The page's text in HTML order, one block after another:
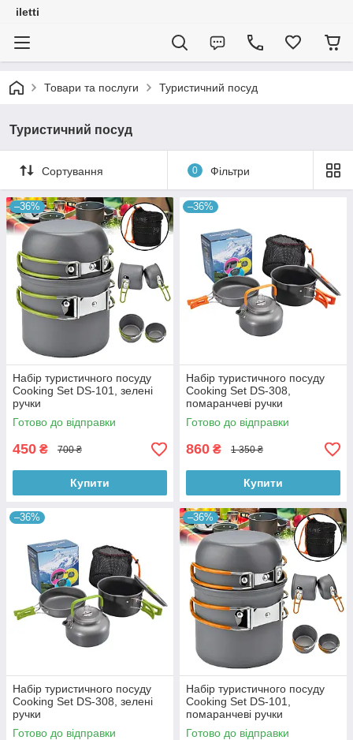
iletti
Товари та послуги Туристичний посуд
Туристичний посуд
Сортування 0 Фільтри
–36%
Набір туристичного посуду
Cooking Set DS-101, зелені
ручки
Готово до відправки
450 ₴ 700 ₴
Купити
–36%
Набір туристичного посуду
Cooking Set DS-308,
помаранчеві ручки
Готово до відправки
860 ₴ 1 350 ₴
Купити
–36%
Набір туристичного посуду
Cooking Set DS-308, зелені
ручки
Готово до відправки
–36%
Набір туристичного посуду
Cooking Set DS-101,
помаранчеві ручки
Готово до відправки